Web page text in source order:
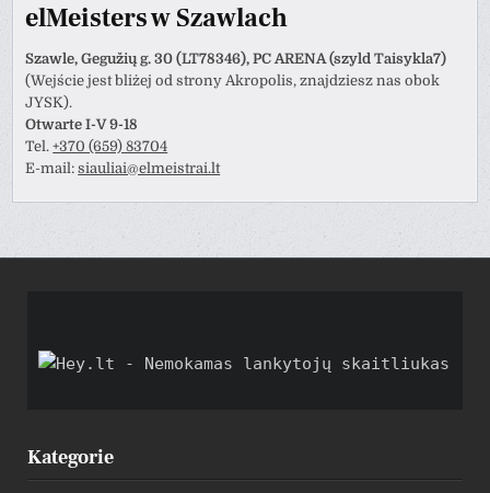
elMeisters w Szawlach
Szawle, Gegužių g. 30 (LT78346), PC ARENA (szyld Taisykla7)
(Wejście jest bliżej od strony Akropolis, znajdziesz nas obok
JYSK).
Otwarte I-V 9-18
Tel.+370 (659) 83704
E-mail:siauliai@elmeistrai.lt
Kategorie